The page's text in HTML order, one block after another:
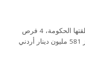
“، التي أطلقتها الحكومة، 4 فرص
استثمارية بقطاع السياحة بحجم استثمار يتجاوز 581 مليون دينار أردني